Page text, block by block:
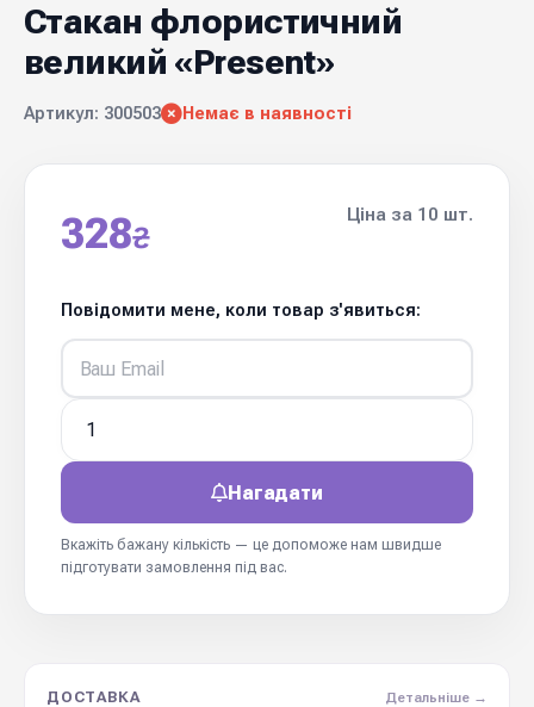
Стакан флористичний
великий «Present»
Артикул: 300503 Немає в наявності
328₴
Ціна за 10 шт.
Повідомити мене, коли товар з'явиться:
Нагадати
Вкажіть бажану кількість — це допоможе нам швидше
підготувати замовлення під вас.
ДОСТАВКА Детальніше →